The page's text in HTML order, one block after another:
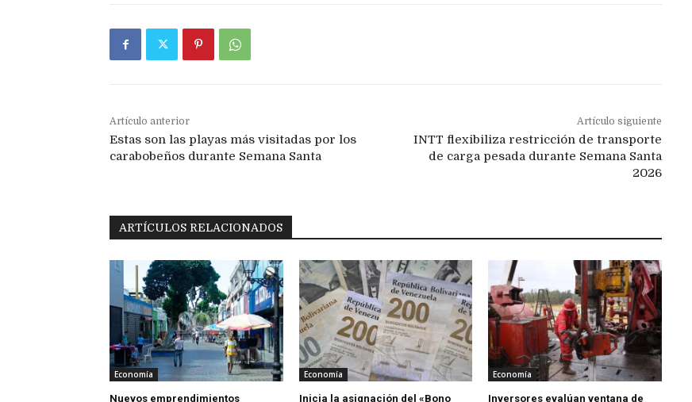
Artículo anterior
Estas son las playas más visitadas por los
carabobeños durante Semana Santa
Artículo siguiente
INTT flexibiliza restricción de transporte
de carga pesada durante Semana Santa
2026
ARTÍCULOS RELACIONADOS
Economía
Nuevos emprendimientos
Economía
Inicia la asignación del «Bono
Economía
Inversores evalúan ventana de